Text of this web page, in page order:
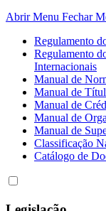
Abrir Menu Fechar
Regulamento
Regulamento
Internacionais
Manual de
Manual de
Manual de
Manual de
Manual de
Classificação
Catálogo de